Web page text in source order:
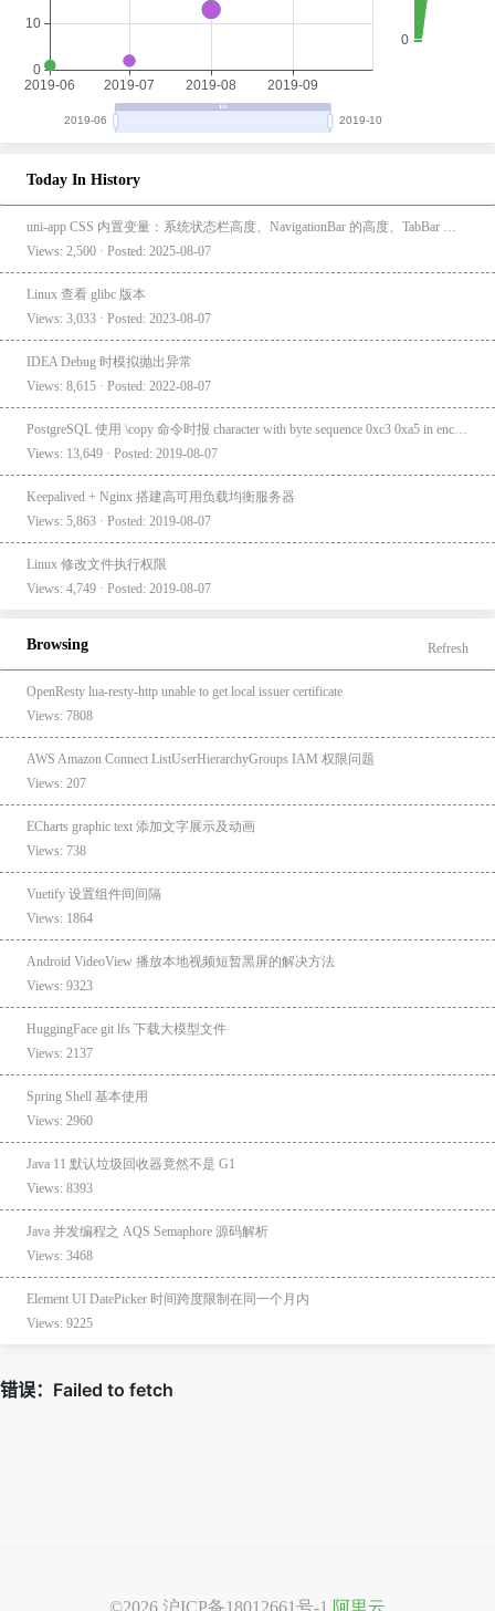
Today In History
Views: 2,500 · Posted: 2025-08-07
Linux 查看 glibc 版本
Views: 3,033 · Posted: 2023-08-07
IDEA Debug 时模拟抛出异常
Views: 8,615 · Posted: 2022-08-07
Views: 13,649 · Posted: 2019-08-07
Keepalived + Nginx 搭建高可用负载均衡服务器
Views: 5,863 · Posted: 2019-08-07
Linux 修改文件执行权限
Views: 4,749 · Posted: 2019-08-07
Browsing Refresh
OpenResty lua-resty-http unable to get local issuer certificate
Views: 7808
AWS Amazon Connect ListUserHierarchyGroups IAM 权限问题
Views: 207
ECharts graphic text 添加文字展示及动画
Views: 738
Vuetify 设置组件间间隔
Views: 1864
Android VideoView 播放本地视频短暂黑屏的解决方法
Views: 9323
HuggingFace git lfs 下载大模型文件
Views: 2137
Spring Shell 基本使用
Views: 2960
Java 11 默认垃圾回收器竟然不是 G1
Views: 8393
Java 并发编程之 AQS Semaphore 源码解析
Views: 3468
Element UI DatePicker 时间跨度限制在同一个月内
Views: 9225
©2026 沪ICP备18012661号-1 阿里云